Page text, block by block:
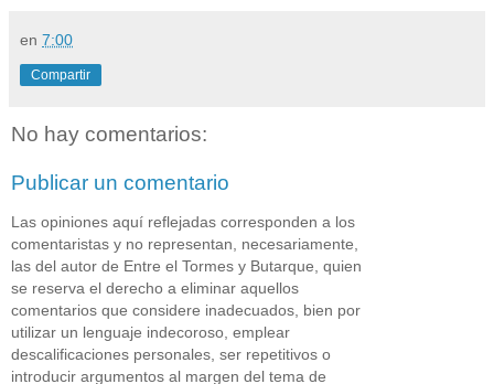
en 7:00
Compartir
No hay comentarios:
Publicar un comentario
Las opiniones aquí reflejadas corresponden a los
comentaristas y no representan, necesariamente,
las del autor de Entre el Tormes y Butarque, quien
se reserva el derecho a eliminar aquellos
comentarios que considere inadecuados, bien por
utilizar un lenguaje indecoroso, emplear
descalificaciones personales, ser repetitivos o
introducir argumentos al margen del tema de